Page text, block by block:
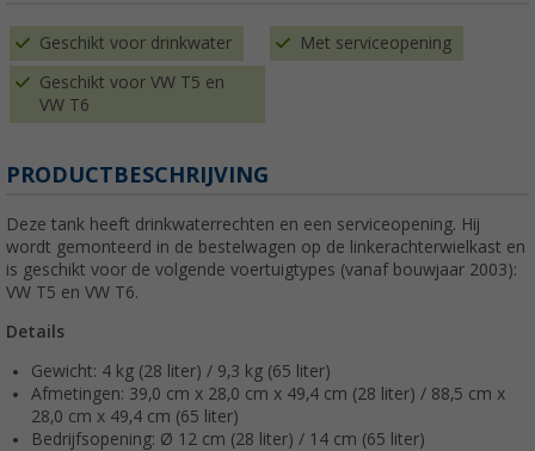
Geschikt voor drinkwater Met serviceopening
Geschikt voor VW T5 en
VW T6
PRODUCTBESCHRIJVING
Deze tank heeft drinkwaterrechten en een serviceopening. Hij
wordt gemonteerd in de bestelwagen op de linkerachterwielkast en
is geschikt voor de volgende voertuigtypes (vanaf bouwjaar 2003):
VW T5 en VW T6.
Details
Gewicht: 4 kg (28 liter) / 9,3 kg (65 liter)
Afmetingen: 39,0 cm x 28,0 cm x 49,4 cm (28 liter) / 88,5 cm x
28,0 cm x 49,4 cm (65 liter)
Bedrijfsopening: Ø 12 cm (28 liter) / 14 cm (65 liter)